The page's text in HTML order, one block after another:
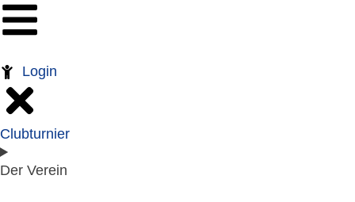
Login
Clubturnier
Der Verein